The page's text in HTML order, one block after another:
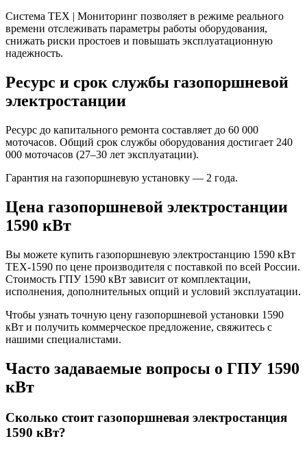
Система TEX | Мониторинг позволяет в режиме реального
времени отслеживать параметры работы оборудования,
снижать риски простоев и повышать эксплуатационную
надежность.
Ресурс и срок службы газопоршневой
электростанции
Ресурс до капитального ремонта составляет до 60 000
моточасов. Общий срок службы оборудования достигает 240
000 моточасов (27–30 лет эксплуатации).
Гарантия на газопоршневую установку — 2 года.
Цена газопоршневой электростанции
1590 кВт
Вы можете купить газопоршневую электростанцию 1590 кВт
TEX-1590 по цене производителя с поставкой по всей России.
Стоимость ГПУ 1590 кВт зависит от комплектации,
исполнения, дополнительных опций и условий эксплуатации.
Чтобы узнать точную цену газопоршневой установки 1590
кВт и получить коммерческое предложение, свяжитесь с
нашими специалистами.
Часто задаваемые вопросы о ГПУ 1590
кВт
Сколько стоит газопоршневая электростанция
1590 кВт?